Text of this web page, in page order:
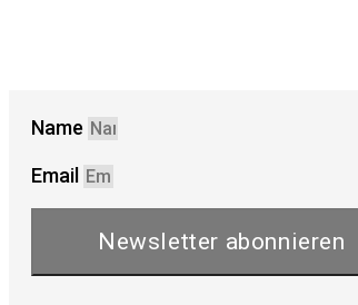
Name
Email
Newsletter abonnieren